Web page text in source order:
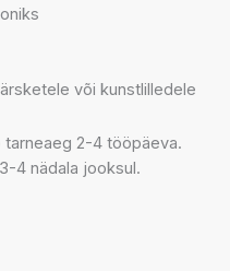
või kunstlilledele
2-4 tööpäeva.
4 nädala jooksul.